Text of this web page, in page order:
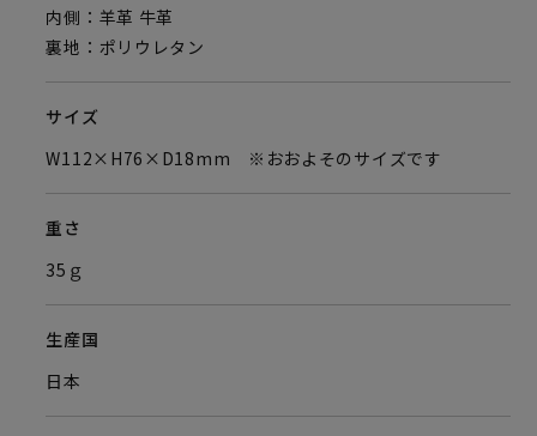
内側：羊革 牛革
裏地：ポリウレタン
サイズ
W112×H76×D18mm ※おおよそのサイズです
重さ
35ｇ
生産国
日本